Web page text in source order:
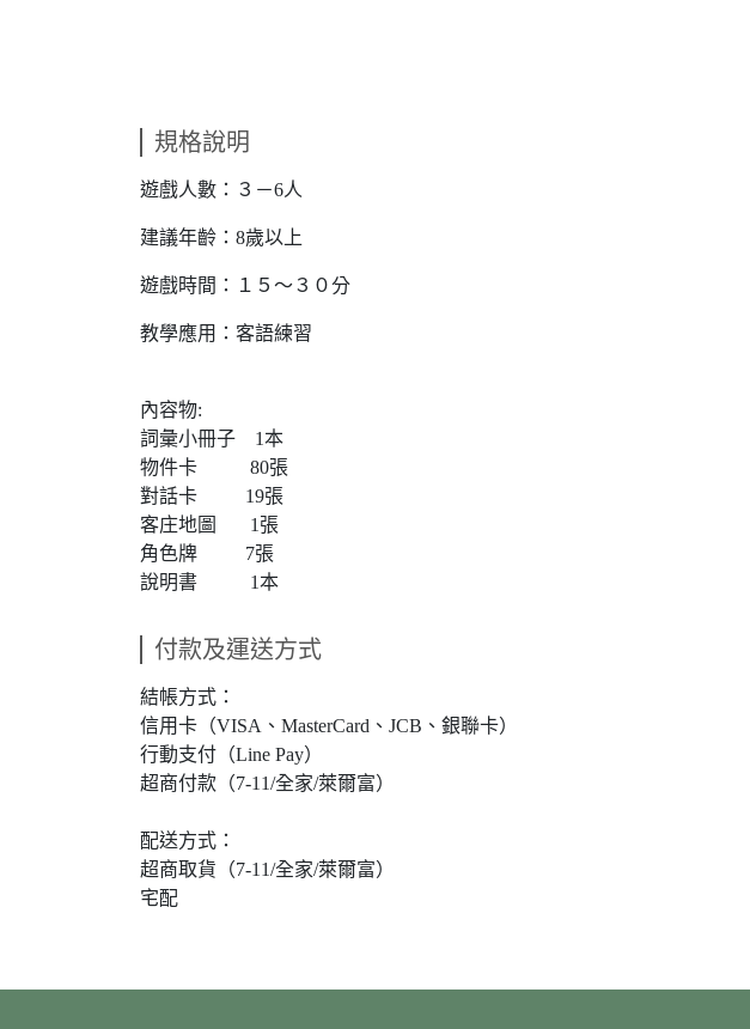
規格說明
遊戲人數：３－6人
建議年齡：8歲以上
遊戲時間：１５～３０分
教學應用：客語練習
內容物:
詞彙小冊子 1本
物件卡 80張
對話卡 19張
客庄地圖 1張
角色牌 7張
說明書 1本
付款及運送方式
結帳方式：
信用卡（VISA、MasterCard、JCB、銀聯卡）
行動支付（Line Pay）
超商付款（7-11/全家/萊爾富）
配送方式：
超商取貨（7-11/全家/萊爾富）
宅配